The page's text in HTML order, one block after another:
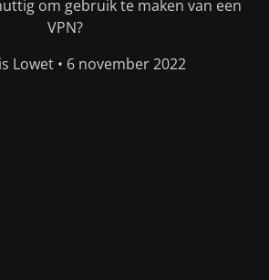
om gebruik te maken van een
VPN?
Lowet • 6 november 2022